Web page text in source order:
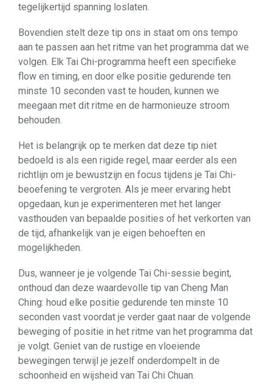
tegelijkertijd spanning loslaten.
Bovendien stelt deze tip ons in staat om ons tempo
aan te passen aan het ritme van het programma dat we
volgen. Elk Tai Chi-programma heeft een specifieke
flow en timing, en door elke positie gedurende ten
minste 10 seconden vast te houden, kunnen we
meegaan met dit ritme en de harmonieuze stroom
behouden.
Het is belangrijk op te merken dat deze tip niet
bedoeld is als een rigide regel, maar eerder als een
richtlijn om je bewustzijn en focus tijdens je Tai Chi-
beoefening te vergroten. Als je meer ervaring hebt
opgedaan, kun je experimenteren met het langer
vasthouden van bepaalde posities of het verkorten van
de tijd, afhankelijk van je eigen behoeften en
mogelijkheden.
Dus, wanneer je je volgende Tai Chi-sessie begint,
onthoud dan deze waardevolle tip van Cheng Man
Ching: houd elke positie gedurende ten minste 10
seconden vast voordat je verder gaat naar de volgende
beweging of positie in het ritme van het programma dat
je volgt. Geniet van de rustige en vloeiende
bewegingen terwijl je jezelf onderdompelt in de
schoonheid en wijsheid van Tai Chi Chuan.